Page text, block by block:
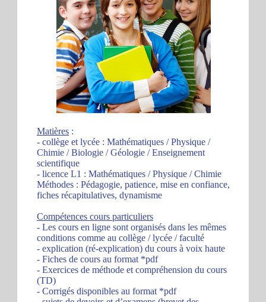
Matières :
- collège et lycée : Mathématiques / Physique /
Chimie / Biologie / Géologie / Enseignement
scientifique
- licence L1 : Mathématiques / Physique / Chimie
Méthodes : Pédagogie, patience, mise en confiance,
fiches récapitulatives, dynamisme
Compétences cours particuliers
- Les cours en ligne sont organisés dans les mêmes
conditions comme au collège / lycée / faculté
- explication (ré-explication) du cours à voix haute
- Fiches de cours au format *pdf
- Exercices de méthode et compréhension du cours
(TD)
- Corrigés disponibles au format *pdf